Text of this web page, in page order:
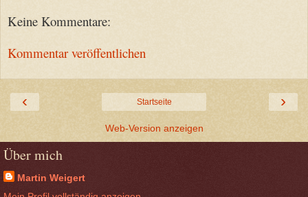
Keine Kommentare:
Kommentar veröffentlichen
‹ ›
Startseite
Web-Version anzeigen
Über mich
Martin Weigert